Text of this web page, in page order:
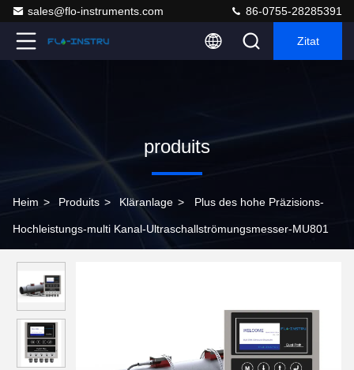
sales@flo-instruments.com 86-0755-28285391
Zitat
produits
Heim > Produits > Kläranlage > Plus des hohe Präzisions-
Hochleistungs-multi Kanal-Ultraschallströmungsmesser-MU801